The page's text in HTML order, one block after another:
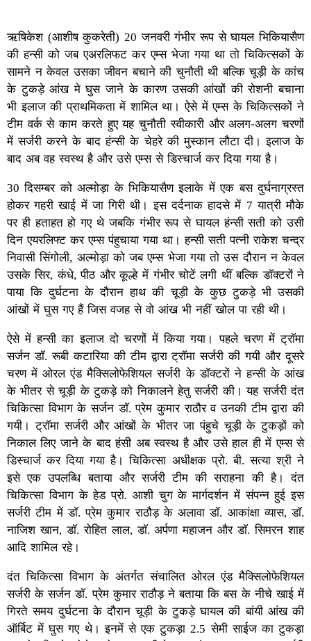
ऋषिकेश (आशीष कुकरेती) 20 जनवरी गंभीर रूप से घायल भिकियासैण
की हन्सी को जब एअरलिफट कर एम्स भेजा गया था तो चिकित्सकों के
सामने न केवल उसका जीवन बचाने की चुनौती थी बल्कि चूड़ी के कांच
के टुकड़े आंख मे घुस जाने के कारण उसकी आंखों की रोशनी बचाना
भी इलाज की प्राथमिकता में शामिल था। ऐसे में एम्स के चिकित्सकों ने
टीम वर्क से काम करते हुए यह चुनौती स्वीकारी और अलग-अलग चरणों
में सर्जरी करने के बाद हंन्सी के चेहरे की मुस्कान लौटा दी। इलाज के
बाद अब वह स्वस्थ है और उसे एम्स से डिस्चार्ज कर दिया गया है।
30 दिसम्बर को अल्मोड़ा के भिकियासैण इलाके में एक बस दुर्घनाग्रस्त
होकर गहरी खाई में जा गिरी थी। इस दर्दनाक हादसे में 7 यात्री मौके
पर ही हताहत हो गए थे जबकि गंभीर रूप से घायल हंन्सी सती को उसी
दिन एयरलिफ्ट कर एम्स पंहुचाया गया था। हन्सी सती पत्नी राकेश चन्द्र
निवासी सिंगोली, अल्मोड़ा को जब एम्स भेजा गया तो उस दौरान न केवल
उसके सिर, कंधे, पीठ और कूल्हे में गंभीर चोटें लगी थीं बल्कि डाॅक्टरों ने
पाया कि दुर्घटना के दौरान हाथ की चूड़ी के कुछ टुकड़े भी उसकी
आंखों में घुस गए हैं जिस वजह से वो आंख भी नहीं खोल पा रही थी।
ऐसे में हन्सी का इलाज दो चरणों में किया गया। पहले चरण में ट्राॅमा
सर्जन डाॅ. रूबी कटारिया की टीम द्वारा ट्राॅमा सर्जरी की गयी और दूसरे
चरण में ओरल एंड मैक्सिलोफेशियल सर्जरी के डाॅक्टरों ने हन्सी के आंख
के भीतर से चूड़ी के टुकड़े को निकालने हेतु सर्जरी की। यह सर्जरी दंत
चिकित्सा विभाग के सर्जन डाॅ. प्रेम कुमार राठौर व उनकी टीम द्वारा की
गयी। ट्राॅमा सर्जरी और आंखों के भीतर जा पंहुचे चूड़ी के टुकड़ों को
निकाल लिए जाने के बाद हंसी अब स्वस्थ है और उसे हाल ही में एम्स से
डिस्चार्ज कर दिया गया है। चिकित्सा अधीक्षक प्रो. बी. सत्या श्री ने
इसे एक उपलब्धि बताया और सर्जरी टीम की सराहना की है। दंत
चिकित्सा विभाग के हेड प्रो. आशी चुग के मार्गदर्शन में संपन्न हुई इस
सर्जरी टीम में डाॅ. प्रेम कुमार राठौड़ के अलावा डॉ. आकांक्षा व्यास, डाॅ.
नाजिश खान, डाॅ. रोहित लाल, डाॅ. अर्पणा महाजन और डाॅ. सिमरन शाह
आदि शामिल रहे।
दंत चिकित्सा विभाग के अंतर्गत संचालित ओरल एंड मैक्सिलोफेशियल
सर्जरी के सर्जन डाॅ. प्रेम कुमार राठौड़ ने बताया कि बस के नीचे खाई में
गिरते समय दुर्घटना के दौरान चूड़ी के टुकड़े घायल की बांयी आंख की
ऑर्बिट में घुस गए थे। इनमें से एक टुकड़ा 2.5 सेमी साईज का टुकड़ा